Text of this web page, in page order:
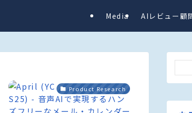
Media AIレビュー顧
Product Research